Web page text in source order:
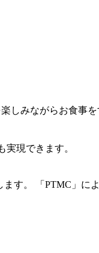
しみながらお食事
現できます。
す。 「PTMC」に